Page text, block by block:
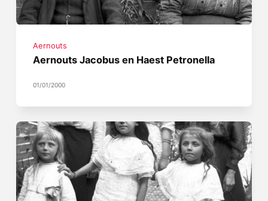
Aernouts
Aernouts Jacobus en Haest Petronella
01/01/2000